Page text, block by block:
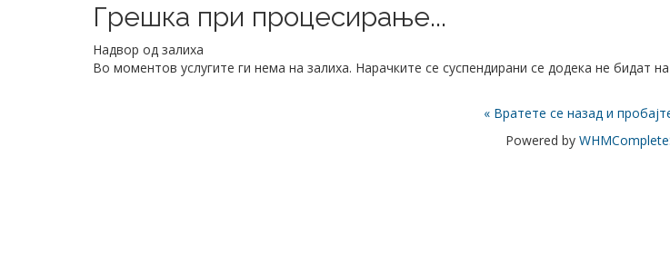
Грешка при процесирање...
Надвор од залиха
Во моментов услугите ги нема на залиха. Нарачките се суспендирани се додека не бидат
« Вратете се назад и
Powered by